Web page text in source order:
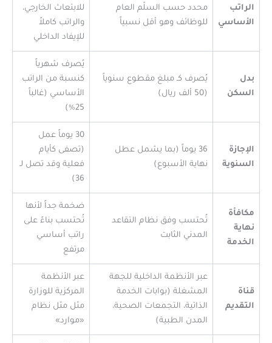
الراتب
الأساسي
محدد حسب السلّم العام
للوظائف وهو أقل نسبياً
للابتعاث الخارجي،
والراتب كاملاً
للإيفاد الداخلي
بدل
السكن
يُصرف كـ مبلغ مقطوع سنوياً
(50 ألف ريال)
يُصرف شهرياً
كنسبة من الراتب
الأساسي (غالباً
25%)
الإجازة
السنوية
36 يوماً (بما يشمل عطل
نهاية الأسبوع)
30 يوماً عمل
(تصفى كأيام
فعلية وقد تصل لـ
36)
مكافأة
نهاية
الخدمة
تُحتسب وفق نظام التقاعد
المدني الثابت
ضخمة جداً لأنها
تُحتسب بناءً على
راتب أساسي
مرتفع
قناة
التقديم
عبر الأنظمة الداخلية للجهة
المشغلة (بوابات الخدمة
الذاتية، التجمعات الصحية،
المدن الطبية)
عبر الأنظمة
المركزية للوزارة
مثل مثل نظام
«موارد»